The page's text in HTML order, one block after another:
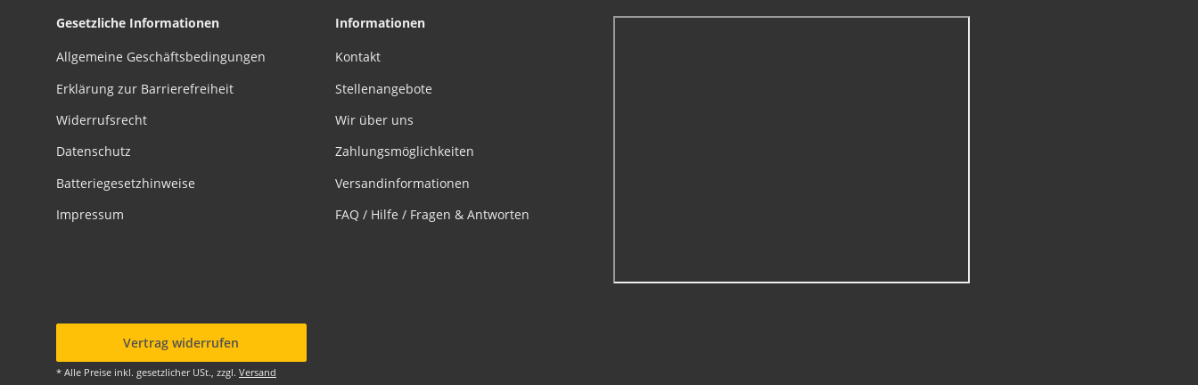
Gesetzliche Informationen
Allgemeine Geschäftsbedingungen
Erklärung zur Barrierefreiheit
Widerrufsrecht
Datenschutz
Batteriegesetzhinweise
Impressum
Informationen
Kontakt
Stellenangebote
Wir über uns
Zahlungsmöglichkeiten
Versandinformationen
FAQ / Hilfe / Fragen & Antworten
Vertrag widerrufen
* Alle Preise inkl. gesetzlicher USt., zzgl. Versand